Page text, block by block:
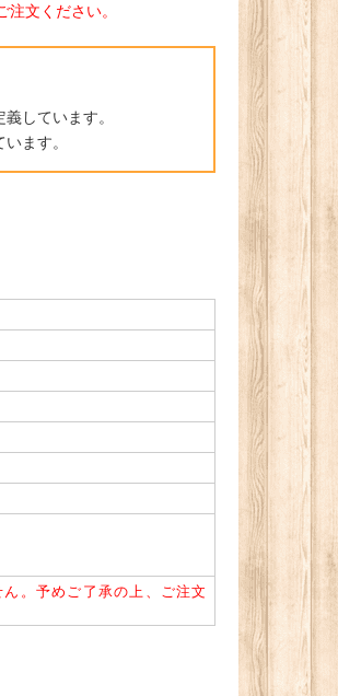
文ください。
しています。
ます。
。予めご了承の上、ご注文